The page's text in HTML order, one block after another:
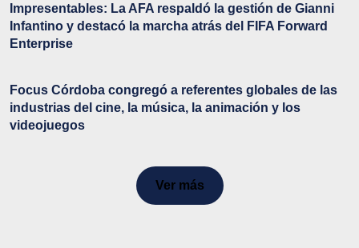
Impresentables: La AFA respaldó la gestión de Gianni
Infantino y destacó la marcha atrás del FIFA Forward
Enterprise
Focus Córdoba congregó a referentes globales de las
industrias del cine, la música, la animación y los
videojuegos
Ver más